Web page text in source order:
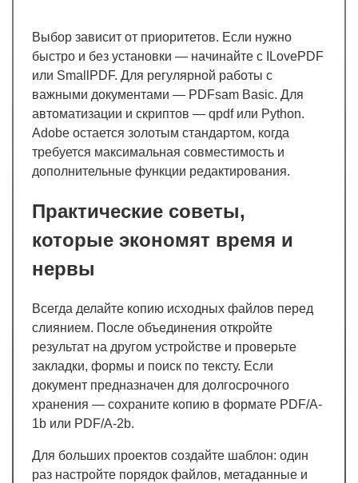
Выбор зависит от приоритетов. Если нужно
быстро и без установки — начинайте с ILovePDF
или SmallPDF. Для регулярной работы с
важными документами — PDFsam Basic. Для
автоматизации и скриптов — qpdf или Python.
Adobe остается золотым стандартом, когда
требуется максимальная совместимость и
дополнительные функции редактирования.
Практические советы,
которые экономят время и
нервы
Всегда делайте копию исходных файлов перед
слиянием. После объединения откройте
результат на другом устройстве и проверьте
закладки, формы и поиск по тексту. Если
документ предназначен для долгосрочного
хранения — сохраните копию в формате PDF/A-
1b или PDF/A-2b.
Для больших проектов создайте шаблон: один
раз настройте порядок файлов, метаданные и